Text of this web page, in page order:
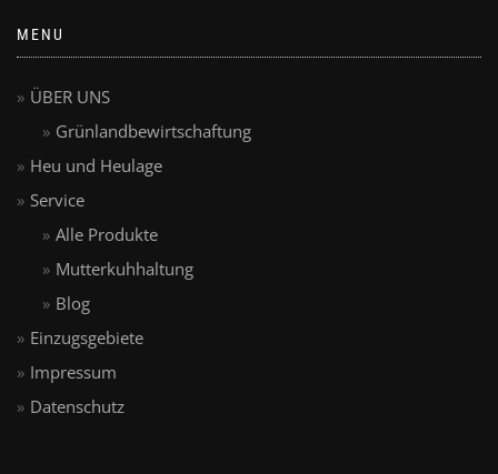
MENU
ÜBER UNS
Grünlandbewirtschaftung
Heu und Heulage
Service
Alle Produkte
Mutterkuhhaltung
Blog
Einzugsgebiete
Impressum
Datenschutz